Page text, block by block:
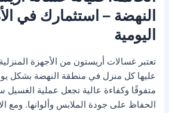
النهضة – استثمارك في
اليومية
تعتبر غسالات أريستون من الأجهزة
عليها كل منزل في منطقة النهضة بشكل
متفوقًا وكفاءة عالية تجعل عملية الغسيل
الحفاظ على جودة الملابس وألوانها. ومع